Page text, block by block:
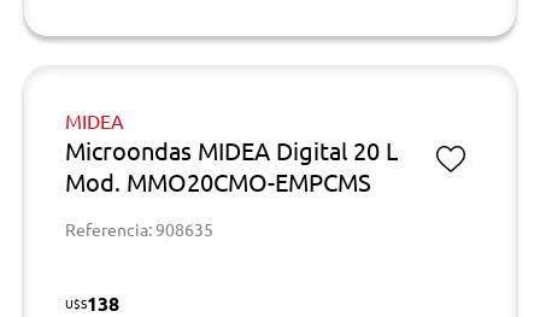
MIDEA
Microondas MIDEA Digital 20 L
Mod. MMO20CMO-EMPCMS
Referencia: 908635
U$S138